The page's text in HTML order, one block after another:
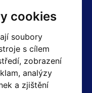
cookies
soubory
s cílem
zobrazení
analýzy
a zjištění
204